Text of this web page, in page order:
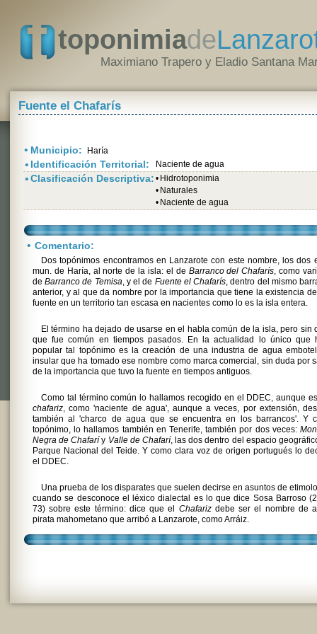
toponimiade
Maximiano Trapero y Eladio Santana
Fuente el Chafarís
• Municipio: Haría
• Identificación Territorial: Naciente de agua
•Clasificación Descriptiva: • Hidrotoponimia
• Naturales
• Naciente de agua
• Comentario:
Dos topónimos encontramos en Lanzarote con este nombre, los dos
mun. de Haría, al norte de la isla: el de Barranco del Chafarís, como
deBarranco de Temisa, y el de Fuente el Chafarís, dentro del mismo
anterior, y al que da nombre por la importancia que tiene la existencia
fuente en un territorio tan escasa en nacientes como lo es la isla entera.
El término ha dejado de usarse en el habla común de la isla, pero sin
que fue común en tiempos pasados. En la actualidad lo único que
popular tal topónimo es la creación de una industria de agua
insular que ha tomado ese nombre como marca comercial, sin duda por
de la importancia que tuvo la fuente en tiempos antiguos.
Como tal término común lo hallamos recogido en el DDEC, aunque
chafariz, como 'naciente de agua', aunque a veces, por extensión,
también al 'charco de agua que se encuentra en los barrancos'. Y
topónimo, lo hallamos también en Tenerife, también por dos veces:
Negra de Chafarí y Valle de Chafarí, las dos dentro del espacio
Parque Nacional del Teide. Y como clara voz de origen portugués lo
el DDEC.
Una prueba de los disparates que suelen decirse en asuntos de
cuando se desconoce el léxico dialectal es lo que dice Sosa Barroso
73) sobre este término: dice que el Chafarizdebe ser el nombre de
pirata mahometano que arribó a Lanzarote, como Arráiz.